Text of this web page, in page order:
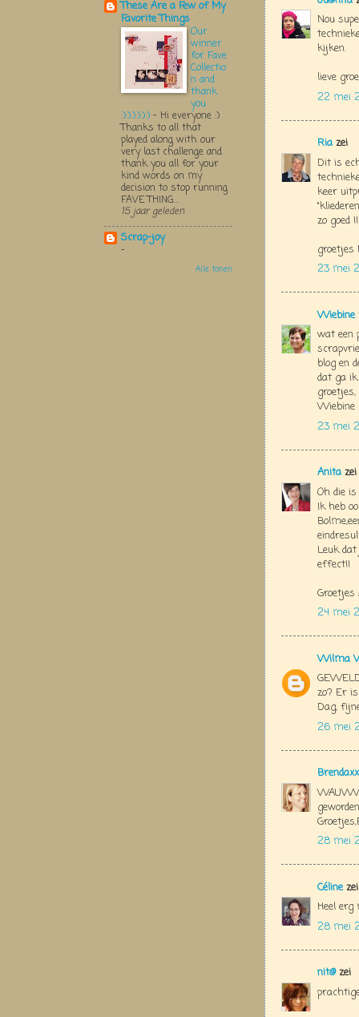
Nou
kijken.
lieve
22 mei
Ria zei
Dit is
keer
zo goed
groetjes
23 mei
Wiebine
wat een
blog en
dat ga ik
groetjes,
Wiebine
23 mei
Anita zei
Oh die
Ik heb
Leuk
effect!!
Groetjes
24 mei
Wilma
zo? Er
Dag,
26 mei
Brendaxx
28 mei
Célinezei
Heel erg
28 mei
nit@zei
These Are a Few of My
Favorite Things
Our
winner
for Fave
Collectio
n and
thank
you
:):):):):):) - Hi everyone :)
Thanks to all that
played along with our
very last challenge and
thank you all for your
kind words on my
decision to stop running
FAVE THING...
15 jaar geleden
Scrap-joy
-
Alle tonen